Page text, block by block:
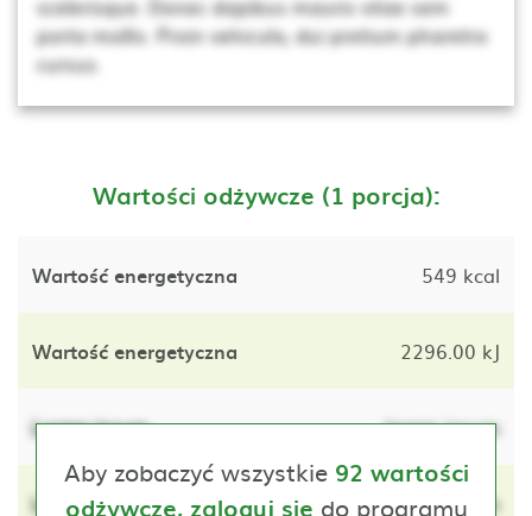
scelerisque. Donec dapibus mauris vitae sem
porta mollis. Proin vehicula, dui pretium pharetra
cursus.
Wartości odżywcze (1 porcja):
Wartość energetyczna 549 kcal
Wartość energetyczna 2296.00 kJ
Lorem ipsum lorem ipsum
Lorem ipsum lorem ipsum
Aby zobaczyć wszystkie 92 wartości
odżywcze, zaloguj się do programu